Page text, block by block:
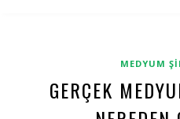
MEDYUM
GERÇEK